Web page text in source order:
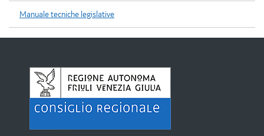
Manuale tecniche legislative